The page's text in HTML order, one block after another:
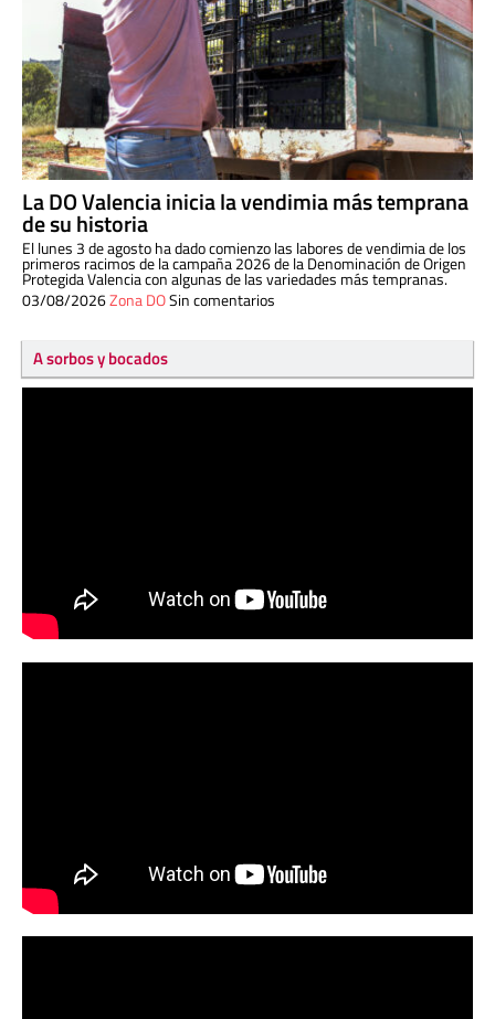
La DO Valencia inicia la vendimia más temprana
de su historia
El lunes 3 de agosto ha dado comienzo las labores de vendimia de los
primeros racimos de la campaña 2026 de la Denominación de Origen
Protegida Valencia con algunas de las variedades más tempranas.
03/08/2026Zona DOSin comentarios
A sorbos y bocados